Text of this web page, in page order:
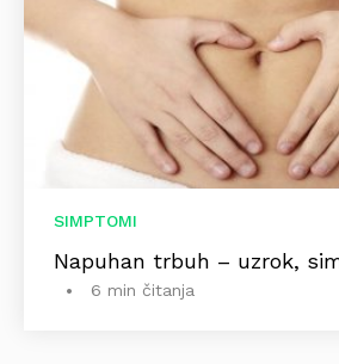
SIMPTOMI
Napuhan trbuh – uzrok,
6 min čitanja